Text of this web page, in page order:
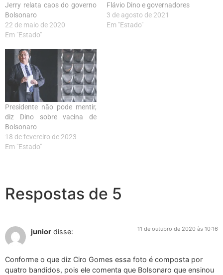
Jerry relata caos do governo
Bolsonaro
22 de maio de 2020
Em "Estado"
Flávio Dino e governadores
3 de agosto de 2021
Em "Estado"
Presidente não pode mentir,
diz Dino sobre vacina de
Bolsonaro
18 de fevereiro de 2023
Em "Estado"
Respostas de 5
junior disse: 11 de outubro de 2020 às 10:16
Conforme o que diz Ciro Gomes essa foto é composta por
quatro bandidos, pois ele comenta que Bolsonaro que ensinou